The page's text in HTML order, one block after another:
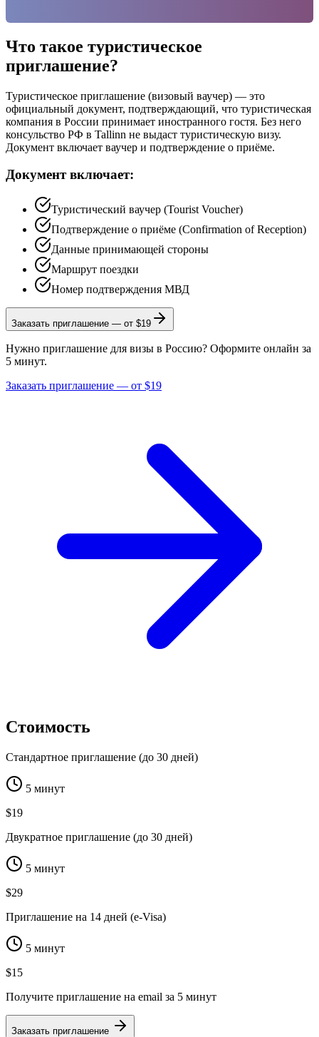
Что такое туристическое
приглашение?
Туристическое приглашение (визовый ваучер) — это
официальный документ, подтверждающий, что туристическая
компания в России принимает иностранного гостя. Без него
консульство РФ в Tallinn не выдаст туристическую визу.
Документ включает ваучер и подтверждение о приёме.
Документ включает:
Туристический ваучер (Tourist Voucher)
Подтверждение о приёме (Confirmation of Reception)
Данные принимающей стороны
Маршрут поездки
Номер подтверждения МВД
Заказать приглашение — от $19
Нужно приглашение для визы в Россию? Оформите онлайн за
5 минут.
Заказать приглашение — от $19
Стоимость
Стандартное приглашение (до 30 дней)
5 минут
$19
Двукратное приглашение (до 30 дней)
5 минут
$29
Приглашение на 14 дней (e-Visa)
5 минут
$15
Получите приглашение на email за 5 минут
Заказать приглашение